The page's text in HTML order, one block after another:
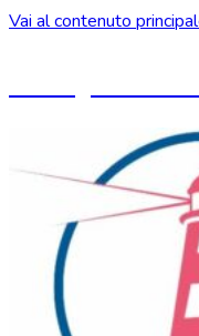
Vai al contenuto